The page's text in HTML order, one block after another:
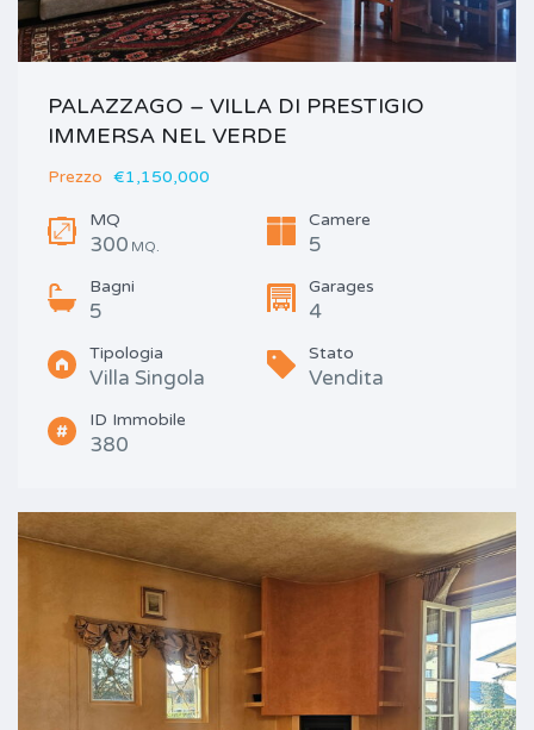
PALAZZAGO – VILLA DI PRESTIGIO
IMMERSA NEL VERDE
Prezzo €1,150,000
MQ
300 MQ.
Camere
5
Bagni
5
Garages
4
Tipologia
Villa Singola
Stato
Vendita
ID Immobile
380